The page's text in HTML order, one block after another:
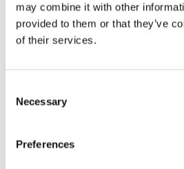
may combine it with other
provided to them or that they’ve
of their services.
Selection
Necessary
Preferences
Name des Unternehmens